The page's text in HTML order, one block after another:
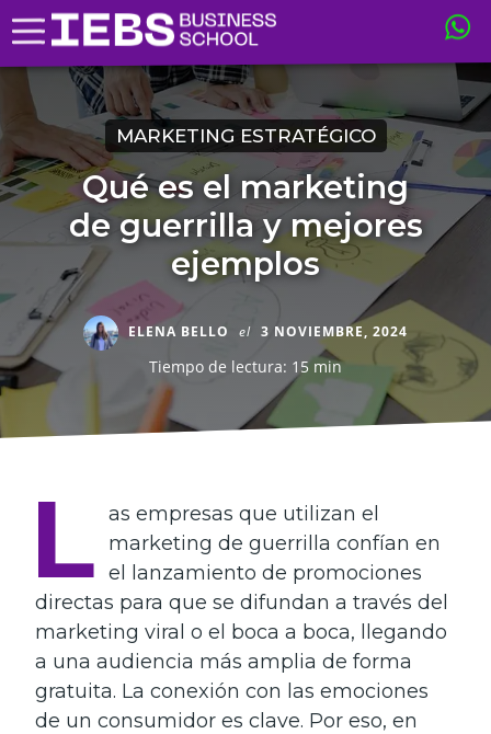
MARKETING ESTRATÉGICO
Qué es el marketing
de guerrilla y mejores
ejemplos
ELENA BELLO el 3 NOVIEMBRE, 2024
Tiempo de lectura: 15 min
L as empresas que utilizan el
marketing de guerrilla confían en
el lanzamiento de promociones
directas para que se difundan a través del
marketing viral o el boca a boca, llegando
a una audiencia más amplia de forma
gratuita. La conexión con las emociones
de un consumidor es clave. Por eso, en